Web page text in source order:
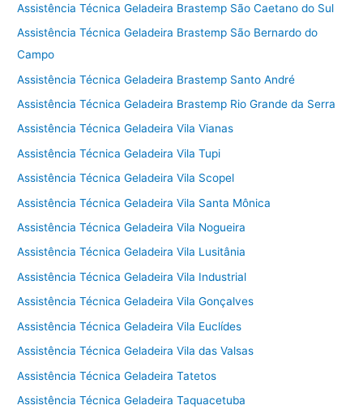
Assistência Técnica Geladeira Brastemp São Caetano do Sul
Assistência Técnica Geladeira Brastemp São Bernardo do
Campo
Assistência Técnica Geladeira Brastemp Santo André
Assistência Técnica Geladeira Brastemp Rio Grande da Serra
Assistência Técnica Geladeira Vila Vianas
Assistência Técnica Geladeira Vila Tupi
Assistência Técnica Geladeira Vila Scopel
Assistência Técnica Geladeira Vila Santa Mônica
Assistência Técnica Geladeira Vila Nogueira
Assistência Técnica Geladeira Vila Lusitânia
Assistência Técnica Geladeira Vila Industrial
Assistência Técnica Geladeira Vila Gonçalves
Assistência Técnica Geladeira Vila Euclídes
Assistência Técnica Geladeira Vila das Valsas
Assistência Técnica Geladeira Tatetos
Assistência Técnica Geladeira Taquacetuba